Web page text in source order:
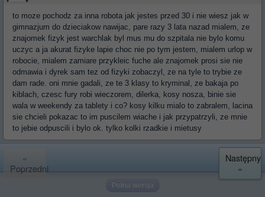
to moze pochodz za inna robota jak jestes przed 30 i nie wiesz jak w
gimnazjum do dzieciakow nawijac, pare razy 3 lata nazad mialem, ze
znajomek fizyk jest warchlak byl mus mu do szpitala nie bylo komu
uczyc a ja akurat fizyke lapie choc nie po tym jestem, mialem urlop w
robocie, mialem zamiare przykleic fuche ale znajomek prosi sie nie
odmawia i dyrek sam tez od fizyki zobaczyl, ze na tyle to trybie ze
dam rade. oni mnie gadali, ze te 3 klasy to kryminal, ze bakaja po
kiblach, czesc fury robi wieczorem, dilerka, kosy nosza, binie sie
wala w weekendy za tablety i co? kosy kilku mialo to zabralem, lacina
sie chcieli pokazac to im puscilem wiache i jak przypatrzyli, ze mnie
to jebie odpuscili i bylo ok. tylko kolki rzadkie i mietusy
«
Poprzedni
Następny
»
Pełna wersja